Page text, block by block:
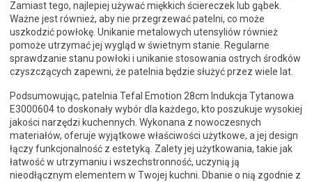
Zamiast tego, najlepiej używać miękkich ściereczek lub gąbek.
Ważne jest również, aby nie przegrzewać patelni, co może
uszkodzić powłokę. Unikanie metalowych utensyliów również
pomoże utrzymać jej wygląd w świetnym stanie. Regularne
sprawdzanie stanu powłoki i unikanie stosowania ostrych środków
czyszczących zapewni, że patelnia będzie służyć przez wiele lat.
Podsumowując, patelnia Tefal Emotion 28cm Indukcja Tytanowa
E3000604 to doskonały wybór dla każdego, kto poszukuje wysokiej
jakości narzędzi kuchennych. Wykonana z nowoczesnych
materiałów, oferuje wyjątkowe właściwości użytkowe, a jej design
łączy funkcjonalność z estetyką. Zalety jej użytkowania, takie jak
łatwość w utrzymaniu i wszechstronność, uczynią ją
nieodłącznym elementem w Twojej kuchni. Dbanie o nią zgodnie z